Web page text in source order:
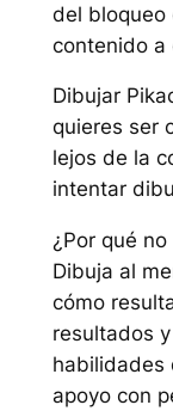
del bloqueo
contenido a
Dibujar
quieres ser
lejos de la
intentar
¿Por qué
Dibuja al
cómo
resultados
habilidades
apoyo con